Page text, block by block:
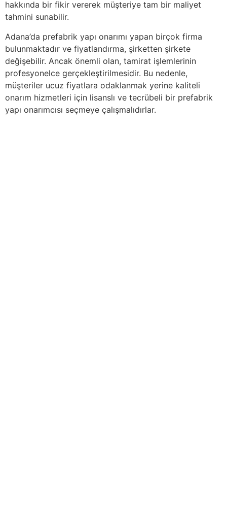
hakkında bir fikir vererek müşteriye tam bir maliyet
tahmini sunabilir.
Adana’da prefabrik yapı onarımı yapan birçok firma
bulunmaktadır ve fiyatlandırma, şirketten şirkete
değişebilir. Ancak önemli olan, tamirat işlemlerinin
profesyonelce gerçekleştirilmesidir. Bu nedenle,
müşteriler ucuz fiyatlara odaklanmak yerine kaliteli
onarım hizmetleri için lisanslı ve tecrübeli bir prefabrik
yapı onarımcısı seçmeye çalışmalıdırlar.